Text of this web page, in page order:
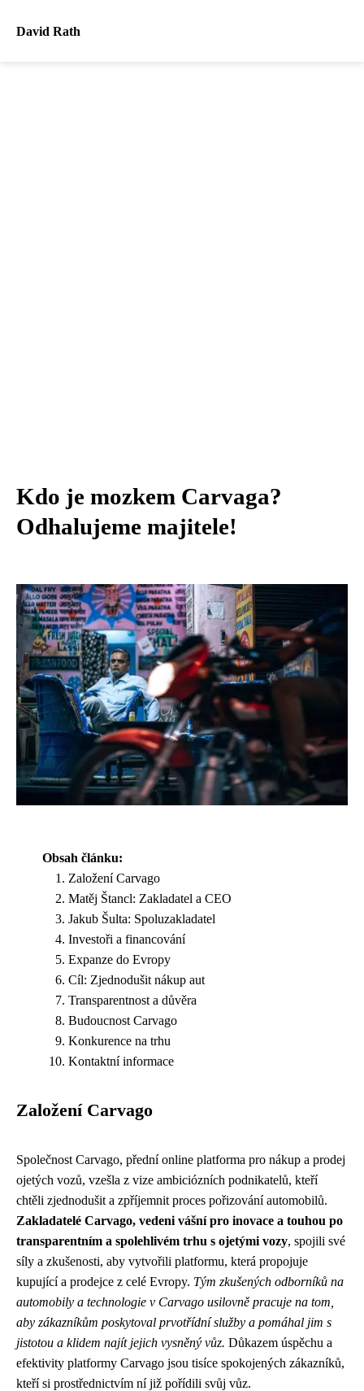
David Rath
Kdo je mozkem Carvaga?
Odhalujeme majitele!
Obsah článku:
Založení Carvago
Matěj Štancl: Zakladatel a CEO
Jakub Šulta: Spoluzakladatel
Investoři a financování
Expanze do Evropy
Cíl: Zjednodušit nákup aut
Transparentnost a důvěra
Budoucnost Carvago
Konkurence na trhu
Kontaktní informace
Založení Carvago
Společnost Carvago, přední online platforma pro nákup a prodej
ojetých vozů, vzešla z vize ambiciózních podnikatelů, kteří
chtěli zjednodušit a zpříjemnit proces pořizování automobilů.
Zakladatelé Carvago, vedeni vášní pro inovace a touhou po
transparentním a spolehlivém trhu s ojetými vozy, spojili své
síly a zkušenosti, aby vytvořili platformu, která propojuje
kupující a prodejce z celé Evropy. Tým zkušených odborníků na
automobily a technologie v Carvago usilovně pracuje na tom,
aby zákazníkům poskytoval prvotřídní služby a pomáhal jim s
jistotou a klidem najít jejich vysněný vůz. Důkazem úspěchu a
efektivity platformy Carvago jsou tisíce spokojených zákazníků,
kteří si prostřednictvím ní již pořídili svůj vůz.